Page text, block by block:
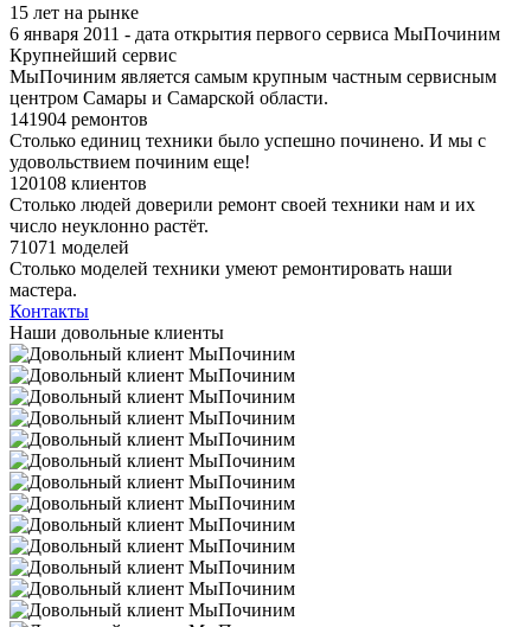
15 лет на рынке
6 января 2011 - дата открытия первого сервиса МыПочиним
Крупнейший сервис
МыПочиним является самым крупным частным сервисным
центром Самары и Самарской области.
141904 ремонтов
Столько единиц техники было успешно починено. И мы с
удовольствием починим еще!
120108 клиентов
Столько людей доверили ремонт своей техники нам и их
число неуклонно растёт.
71071 моделей
Столько моделей техники умеют ремонтировать наши
мастера.
Контакты
Наши довольные клиенты